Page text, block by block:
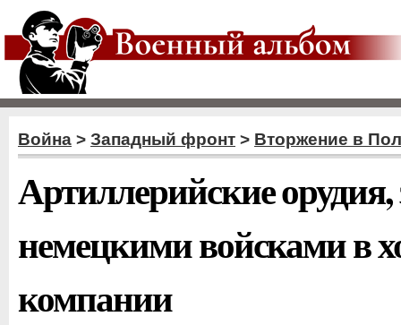
Война > Западный фронт > Вторжение в
Артиллерийские
немецкими войсками в
компании